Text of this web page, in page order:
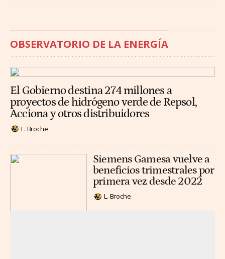
OBSERVATORIO DE LA ENERGÍA
El Gobierno destina 274 millones a
proyectos de hidrógeno verde de Repsol,
Acciona y otros distribuidores
L. Broche
Siemens Gamesa vuelve a
beneficios trimestrales por
primera vez desde 2022
L. Broche